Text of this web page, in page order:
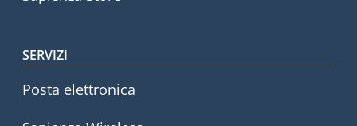
SERVIZI
Posta elettronica